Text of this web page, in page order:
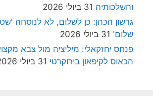
והשלכותיה 31 ביולי 2026
גרשון הכהן: כן לשלום, לא לנוסחה
שלום' 31 ביולי 2026
פנחס יחזקאלי: מיליציה מול צבא
הכאוס לקיפאון בירוקרטי 31 ביולי 2026